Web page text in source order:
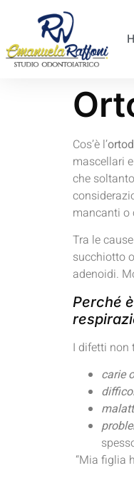
Cos’è l’
mascellari
che soltanto
mancanti o
Tra le
succhiotto
adenoidi.
Perché
I difetti non
carie o
“Mia figlia